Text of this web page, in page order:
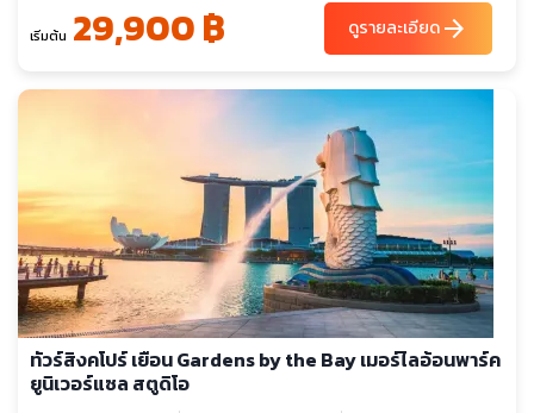
เริ่มต้น 29,900 ฿ ดูรายละเอียดarrow_forward
ทัวร์สิงคโปร์ เยือน Gardens by the Bay เมอร์ไลอ้อนพาร์ค
ยูนิเวอร์แซล สตูดิโอ